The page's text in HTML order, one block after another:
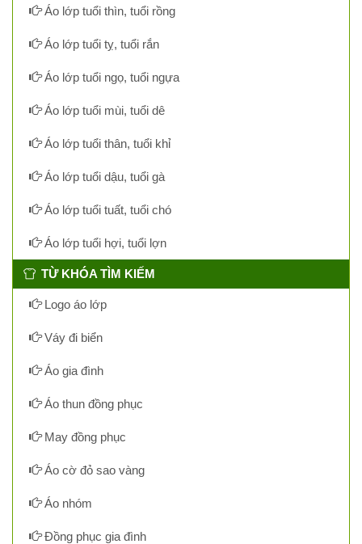
Áo lớp tuổi thìn, tuổi rồng
Áo lớp tuổi tỵ, tuổi rắn
Áo lớp tuổi ngọ, tuổi ngựa
Áo lớp tuổi mùi, tuổi dê
Áo lớp tuổi thân, tuổi khỉ
Áo lớp tuổi dậu, tuổi gà
Áo lớp tuổi tuất, tuổi chó
Áo lớp tuổi hợi, tuổi lợn
TỪ KHÓA TÌM KIẾM
Logo áo lớp
Váy đi biển
Áo gia đình
Áo thun đồng phục
May đồng phục
Áo cờ đỏ sao vàng
Áo nhóm
Đồng phục gia đình